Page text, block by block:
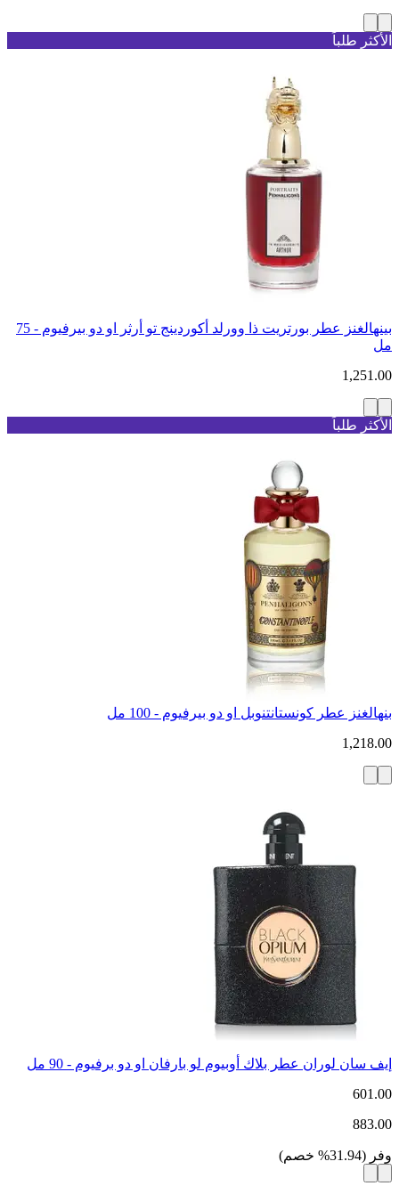
الأكثر طلباً
بينهالغنز عطر بورتريت ذا وورلد أكوردينج تو أرثر او دو بيرفيوم - 75
مل
1,251.00
الأكثر طلباً
بنهالغنز عطر كونستانتنوبل او دو بيرفيوم - 100 مل
1,218.00
إيف سان لوران عطر بلاك أوبيوم لو بارفان او دو برفيوم - 90 مل
601.00
883.00
وفر (
31.94
% خصم)